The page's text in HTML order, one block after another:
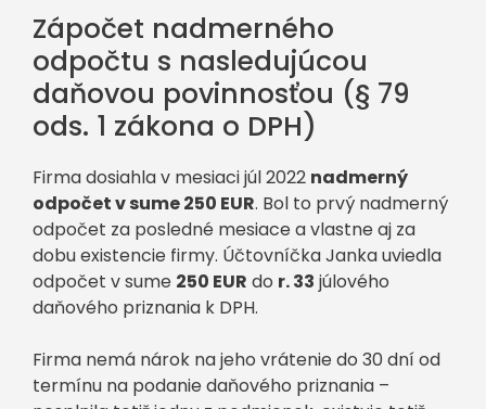
Zápočet nadmerného
odpočtu s nasledujúcou
daňovou povinnosťou (§ 79
ods. 1 zákona o DPH)
Firma dosiahla v mesiaci júl 2022 nadmerný
odpočet v sume 250 EUR. Bol to prvý nadmerný
odpočet za posledné mesiace a vlastne aj za
dobu existencie firmy. Účtovníčka Janka uviedla
odpočet v sume 250 EUR do r. 33 júlového
daňového priznania k DPH.
Firma nemá nárok na jeho vrátenie do 30 dní od
termínu na podanie daňového priznania –